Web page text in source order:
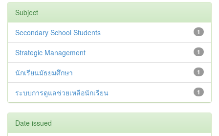
Subject
1
Secondary School Students
1
Strategic Management
1
นักเรียนมัธยมศึกษา
1
ระบบการดูแลช่วยเหลือนักเรียน
Date issued